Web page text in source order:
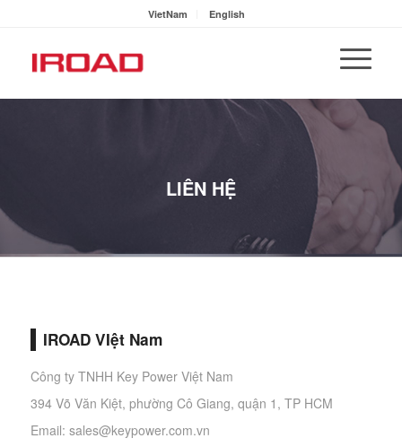
VietNam English
LIÊN HỆ
IROAD VIệt Nam
Công ty TNHH Key Power Việt Nam
394 Võ Văn Kiệt, phường Cô Giang, quận 1, TP HCM
Email: sales@keypower.com.vn